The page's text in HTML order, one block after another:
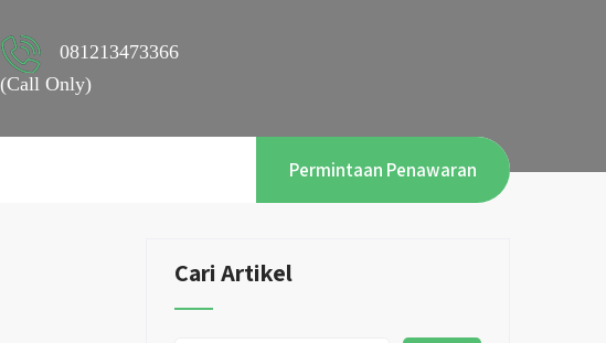
081213473366
(Call Only)
Permintaan Penawaran
Cari Artikel